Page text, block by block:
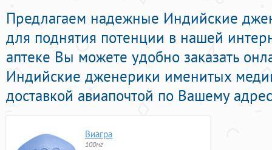
Предлагаем надежные Индийские
для поднятия потенции в нашей
аптеке Вы можете удобно заказать
Индийские дженерики именитых
доставкой авиапочтой по Вашему
Виагра
100мг